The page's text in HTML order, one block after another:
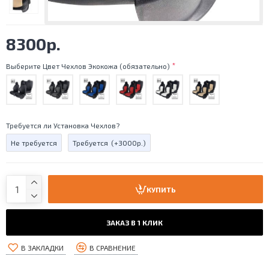
8300р.
Выберите Цвет Чехлов Экокожа (обязательно)
Требуется ли Установка Чехлов?
Не требуется Требуется (+3000р.)
КУПИТЬ
ЗАКАЗ В 1 КЛИК
В ЗАКЛАДКИ В СРАВНЕНИЕ